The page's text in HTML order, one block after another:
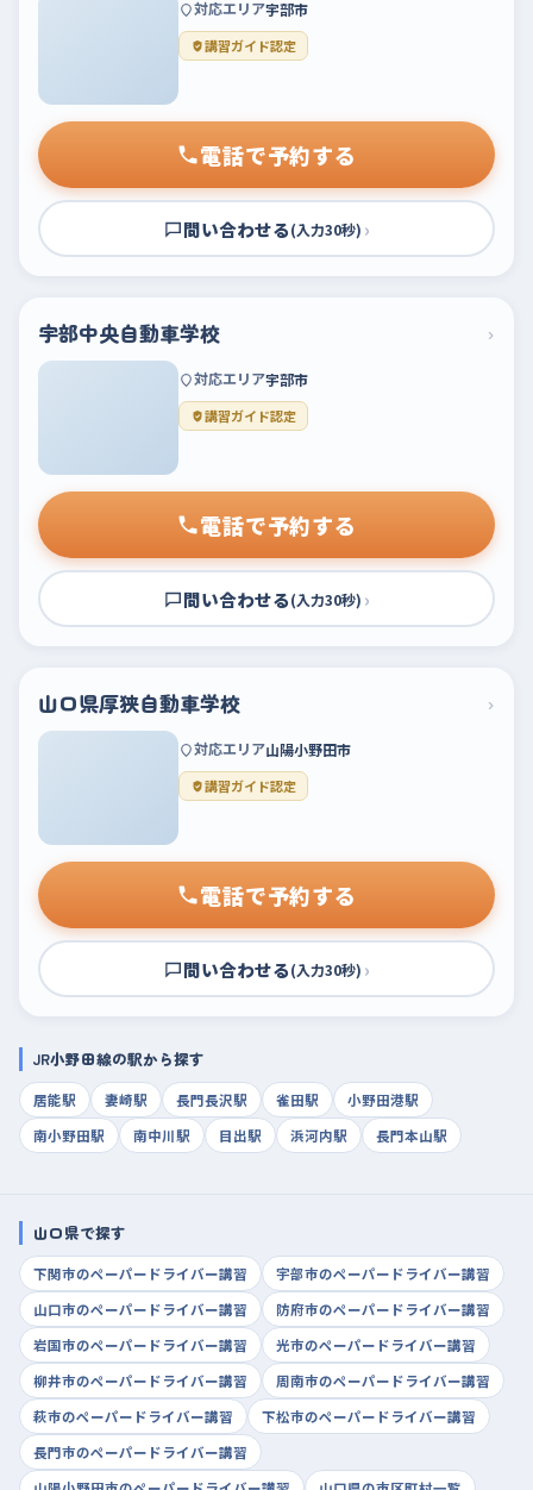
対応エリア宇部市
講習ガイド認定
電話で予約する
問い合わせる(入力30秒) ›
宇部中央自動車学校 ›
対応エリア宇部市
講習ガイド認定
電話で予約する
問い合わせる(入力30秒) ›
山口県厚狭自動車学校 ›
対応エリア山陽小野田市
講習ガイド認定
電話で予約する
問い合わせる(入力30秒) ›
JR小野田線の駅から探す
居能駅 妻崎駅 長門長沢駅 雀田駅
小野田港駅
南小野田駅
南中川駅 目出駅 浜河内駅 長門本山駅
山口県で探す
下関市のペーパードライバー講習
宇部市のペーパードライバー講習
山口市のペーパードライバー講習
防府市のペーパードライバー講習
岩国市のペーパードライバー講習
光市のペーパードライバー講習
柳井市のペーパードライバー講習
周南市のペーパードライバー講習
萩市のペーパードライバー講習
下松市のペーパードライバー講習
長門市のペーパードライバー講習